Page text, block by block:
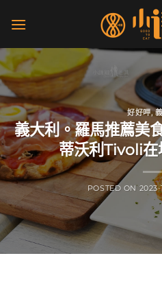
好好呷,
義大利。羅馬推薦美
蒂沃利Tivoli在
POSTED ON 2023-